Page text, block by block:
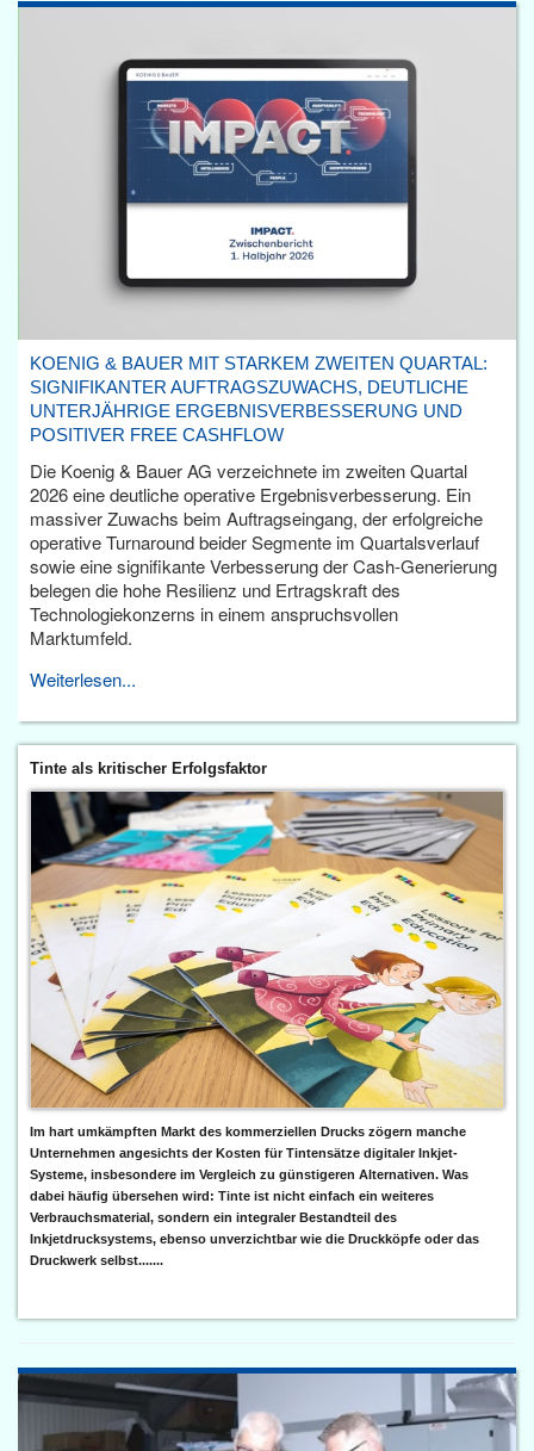
KOENIG & BAUER MIT STARKEM ZWEITEN QUARTAL:
SIGNIFIKANTER AUFTRAGSZUWACHS, DEUTLICHE
UNTERJÄHRIGE ERGEBNISVERBESSERUNG UND
POSITIVER FREE CASHFLOW
Die Koenig & Bauer AG verzeichnete im zweiten Quartal
2026 eine deutliche operative Ergebnisverbesserung. Ein
massiver Zuwachs beim Auftragseingang, der erfolgreiche
operative Turnaround beider Segmente im Quartalsverlauf
sowie eine signifikante Verbesserung der Cash-Generierung
belegen die hohe Resilienz und Ertragskraft des
Technologiekonzerns in einem anspruchsvollen
Marktumfeld.
Weiterlesen...
Tinte als kritischer Erfolgsfaktor
Im hart umkämpften Markt des kommerziellen Drucks zögern manche
Unternehmen angesichts der Kosten für Tintensätze digitaler Inkjet-
Systeme, insbesondere im Vergleich zu günstigeren Alternativen. Was
dabei häufig übersehen wird: Tinte ist nicht einfach ein weiteres
Verbrauchsmaterial, sondern ein integraler Bestandteil des
Inkjetdrucksystems, ebenso unverzichtbar wie die Druckköpfe oder das
Druckwerk selbst.......